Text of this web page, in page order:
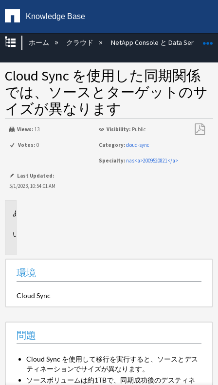
Knowledge Base
グローバル階層を展開/折りたたむ
ホーム クラウド NetApp Console と Data Services
Cloud Sync を使用した同期関係
では、ソースとターゲットのサ
イズが異なります
Views: 13 Visibility: Public
Votes: 0 Category:cloud-sync
Specialty: nas<a>2009520821</a>
Last Updated:
5/1/2023, 10:54:01 AM
環境
Cloud Sync
問題
Cloud Sync を使用して移行を実行すると、ソースとデス
ティネーションでサイズが異なります。
ソースボリュームは約1TBで、同期成功後のデスティネ